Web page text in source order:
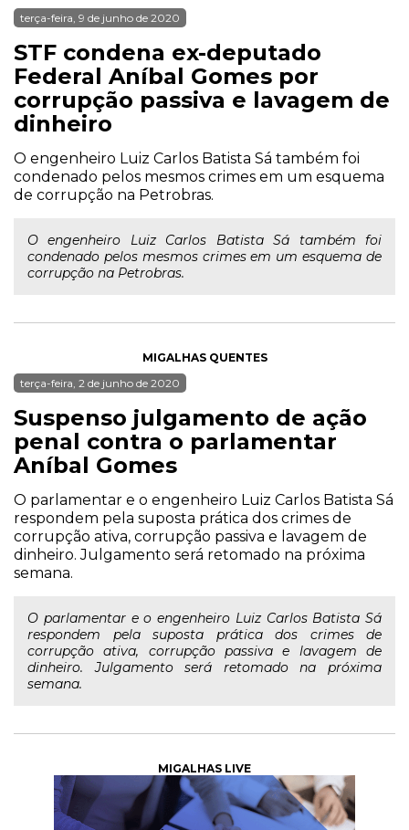
terça-feira, 9 de junho de 2020
STF condena ex-deputado
Federal Aníbal Gomes por
corrupção passiva e lavagem de
dinheiro
O engenheiro Luiz Carlos Batista Sá também foi
condenado pelos mesmos crimes em um esquema
de corrupção na Petrobras.
O engenheiro Luiz Carlos Batista Sá também foi
condenado pelos mesmos crimes em um esquema de
corrupção na Petrobras.
MIGALHAS QUENTES
terça-feira, 2 de junho de 2020
Suspenso julgamento de ação
penal contra o parlamentar
Aníbal Gomes
O parlamentar e o engenheiro Luiz Carlos Batista Sá
respondem pela suposta prática dos crimes de
corrupção ativa, corrupção passiva e lavagem de
dinheiro. Julgamento será retomado na próxima
semana.
O parlamentar e o engenheiro Luiz Carlos Batista Sá
respondem pela suposta prática dos crimes de
corrupção ativa, corrupção passiva e lavagem de
dinheiro. Julgamento será retomado na próxima
semana.
MIGALHAS LIVE